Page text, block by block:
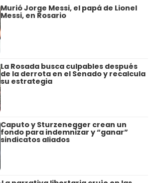
Murió Jorge Messi, el papá de Lionel
Messi, en Rosario
La Rosada busca culpables después
de la derrota en el Senado y recalcula
su estrategia
Caputo y Sturzenegger crean un
fondo para indemnizar y “ganar”
sindicatos aliados